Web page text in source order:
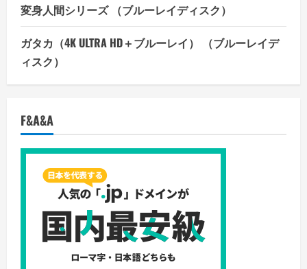
変身人間シリーズ （ブルーレイディスク）
ガタカ（4K ULTRA HD＋ブルーレイ） （ブルーレイデ
ィスク）
F&A&A